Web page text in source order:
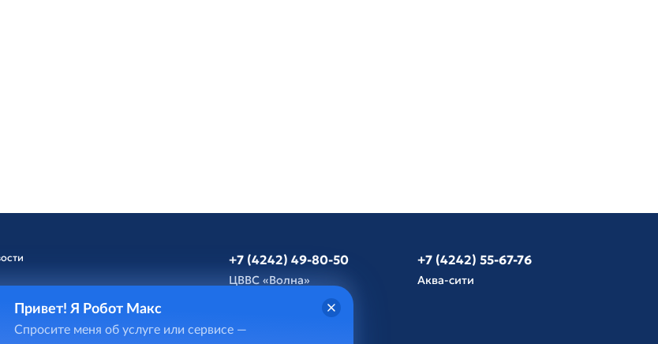
Cпорт
+7 (4242) 49-80-50
ЦВВС «Волна»
+7 (4242) 55-67-76
Аква-сити
Привет! Я Робот Макс
Спросите меня об услуге или сервисе —